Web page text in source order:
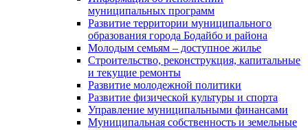
муниципальных программ
Развитие территории муниципального
образования города Бодайбо и района
Молодым семьям – доступное жилье
Строительство, реконструкция, капитальные
и текущие ремонты
Развитие молодежной политики
Развитие физической культуры и спорта
Управление муниципальными финансами
Муниципальная собственность и земельные